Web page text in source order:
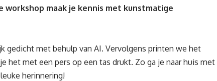
maak je kennis met kunstmatige
gedicht met behulp van AI. Vervolgens printen we het
het met een pers op een tas drukt. Zo ga je naar huis met
herinnering!